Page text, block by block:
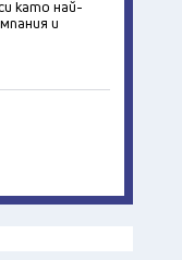
като най-
и